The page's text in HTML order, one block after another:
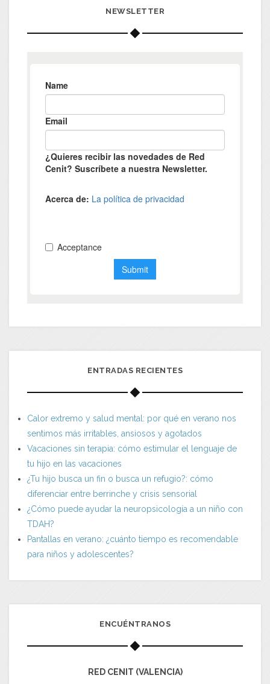
NEWSLETTER
ENTRADAS RECIENTES
Calor extremo y salud mental: por qué en verano nos
sentimos más irritables, ansiosos y agotados
Vacaciones sin terapia: cómo estimular el lenguaje de
tu hijo en las vacaciones
¿Tu hijo busca un fin o busca un refugio?: cómo
diferenciar entre berrinche y crisis sensorial
¿Cómo puede ayudar la neuropsicología a un niño con
TDAH?
Pantallas en verano: ¿cuánto tiempo es recomendable
para niños y adolescentes?
ENCUÉNTRANOS
RED CENIT (VALENCIA)